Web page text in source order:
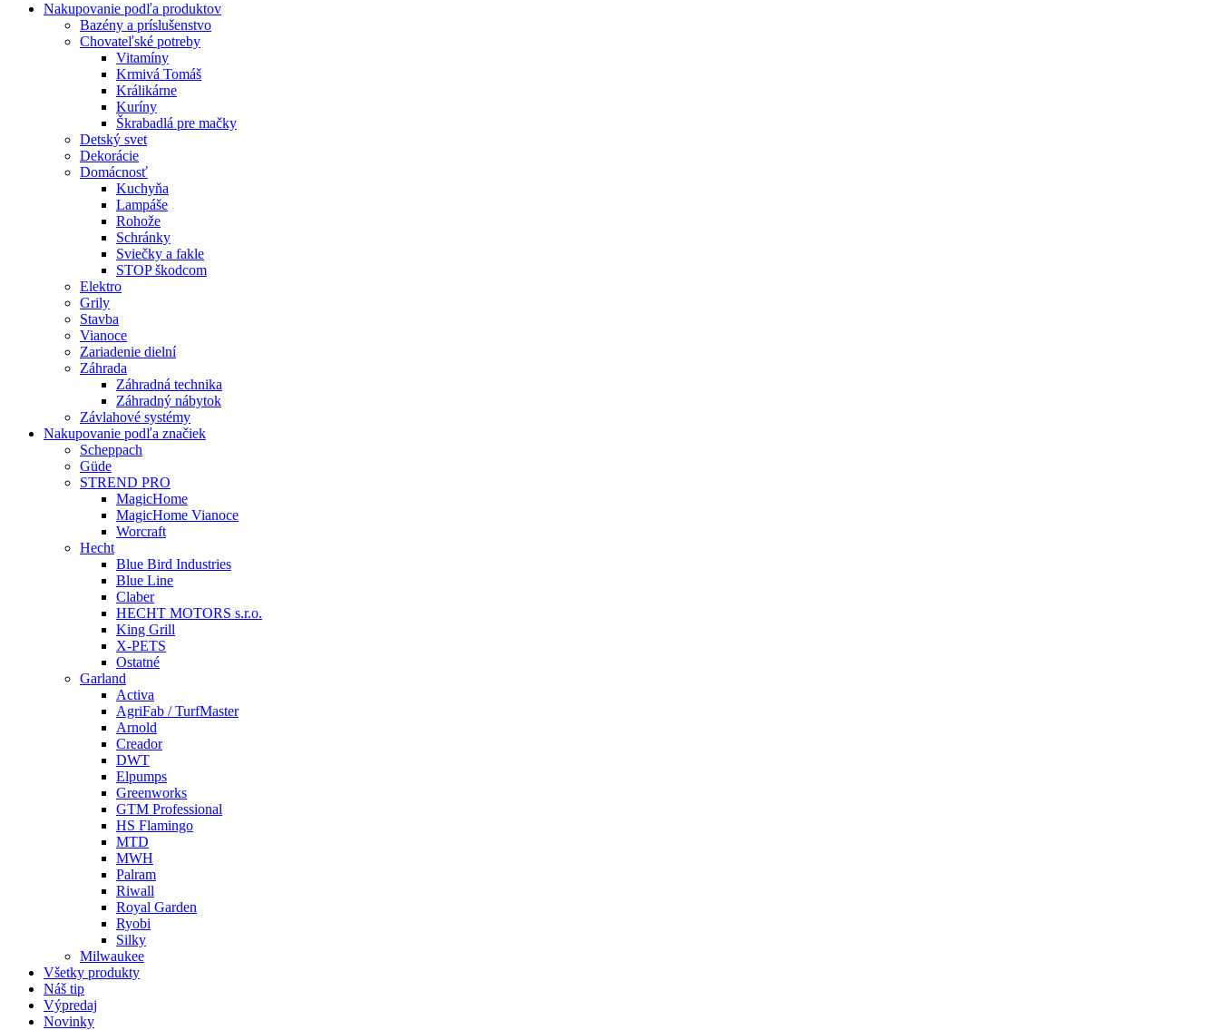
Nakupovanie podľa produktov
Bazény a príslušenstvo
Chovateľské potreby
Vitamíny
Krmivá Tomáš
Králikárne
Kuríny
Škrabadlá pre mačky
Detský svet
Dekorácie
Domácnosť
Kuchyňa
Lampáše
Rohože
Schránky
Sviečky a fakle
STOP škodcom
Elektro
Grily
Stavba
Vianoce
Zariadenie dielní
Záhrada
Záhradná technika
Záhradný nábytok
Závlahové systémy
Nakupovanie podľa značiek
Scheppach
Güde
STREND PRO
MagicHome
MagicHome Vianoce
Worcraft
Hecht
Blue Bird Industries
Blue Line
Claber
HECHT MOTORS s.r.o.
King Grill
X-PETS
Ostatné
Garland
Activa
AgriFab / TurfMaster
Arnold
Creador
DWT
Elpumps
Greenworks
GTM Professional
HS Flamingo
MTD
MWH
Palram
Riwall
Royal Garden
Ryobi
Silky
Milwaukee
Všetky produkty
Náš tip
Výpredaj
Novinky